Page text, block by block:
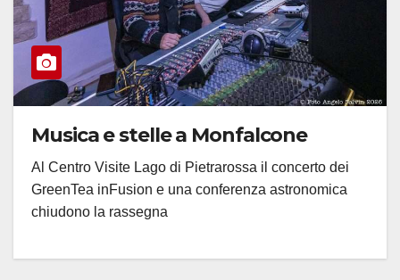
Musica e stelle a Monfalcone
Al Centro Visite Lago di Pietrarossa il concerto dei
GreenTea inFusion e una conferenza astronomica
chiudono la rassegna